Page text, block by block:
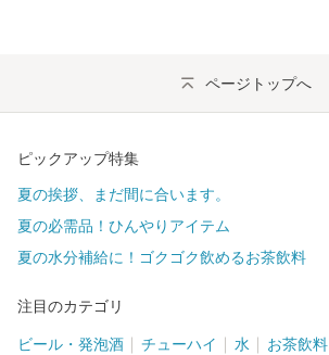
ページトップへ
ピックアップ特集
夏の挨拶、まだ間に合います。
夏の必需品！ひんやりアイテム
夏の水分補給に！ゴクゴク飲めるお茶飲料
注目のカテゴリ
ビール・発泡酒 チューハイ 水 お茶飲料